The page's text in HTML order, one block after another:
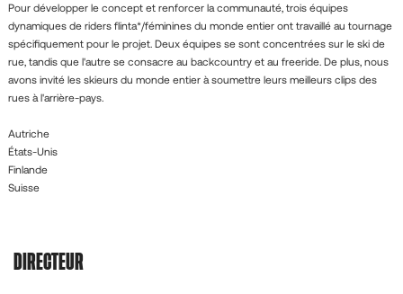
Pour développer le concept et renforcer la communauté, trois équipes
dynamiques de riders flinta*/féminines du monde entier ont travaillé au tournage
spécifiquement pour le projet. Deux équipes se sont concentrées sur le ski de
rue, tandis que l'autre se consacre au backcountry et au freeride. De plus, nous
avons invité les skieurs du monde entier à soumettre leurs meilleurs clips des
rues à l'arrière-pays.
Autriche
États-Unis
Finlande
Suisse
DIRECTEUR